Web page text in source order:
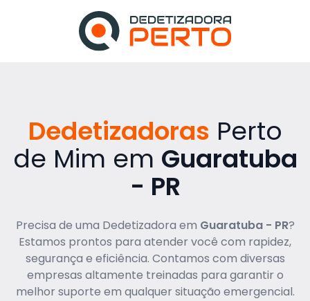
Dedetizadoras Perto
de Mim em Guaratuba
- PR
Precisa de uma Dedetizadora em Guaratuba - PR?
Estamos prontos para atender você com rapidez,
segurança e eficiência. Contamos com diversas
empresas altamente treinadas para garantir o
melhor suporte em qualquer situação emergencial.